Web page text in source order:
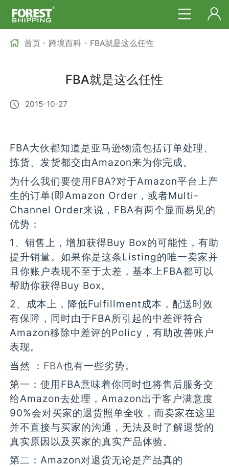
首页 > 跨境百科 > FBA就是这么任性
FBA就是这么任性
2015-10-27
FBA大伙都知道是亚马逊物流包括订单处理、
拣货、发货都交由Amazon来为你完成。
为什么我们要使用FBA?对于Amazon平台上产
生的订单(即Amazon Order，或者Multi-
Channel Order来说，FBA有两个显而易见的
优势：
1、销售上，增加获得Buy Box的可能性，有助
提升销量。如果你是这条Listing的唯一卖家并
且你账户表现不至于太差，基本上FBA都可以
帮助你获得Buy Box。
2、成本上，降低Fulfillment成本，配送时效
有保障，同时由于FBA所引起的中差评符合
Amazon移除中差评的Policy，有助改善账户
表现。
当然 ： FBA也有一些劣势。
第一：使用FBA意味着你同时也将售后服务交
给Amazon去处理，Amazon出于客户满意度
90%会对买家的退货照单全收，而卖家在这里
并不直接与买家的沟通，无法及时了解退货的
真实原因以及买家的真实产品体验。
第二：Amazon对退货无论是产品真的